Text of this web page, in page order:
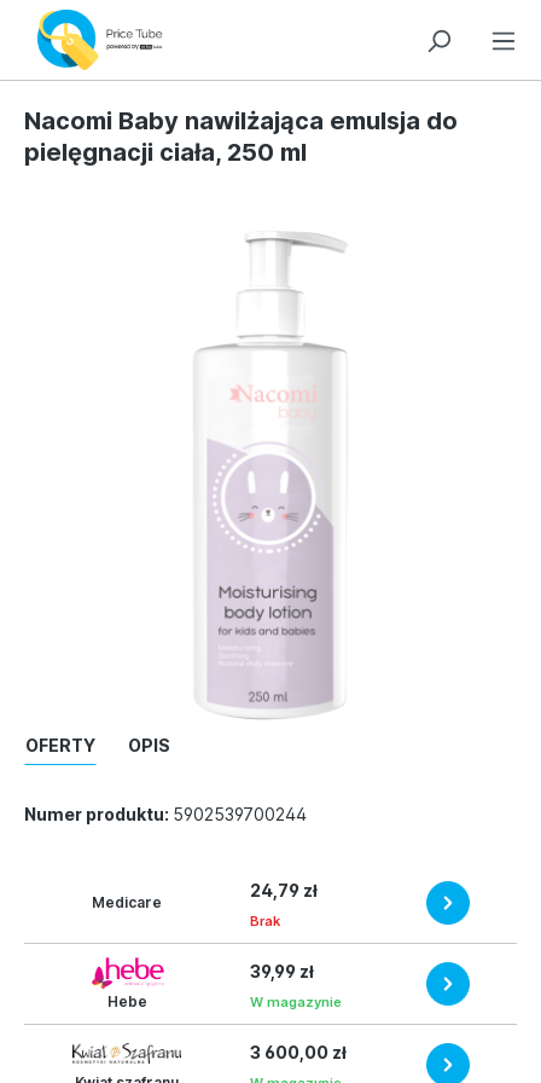
Nacomi Baby nawilżająca emulsja do
pielęgnacji ciała, 250 ml
OFERTY OPIS
Numer produktu: 5902539700244
Medicare
24,79 zł
Brak
Hebe
39,99 zł
W magazynie
3 600,00 zł